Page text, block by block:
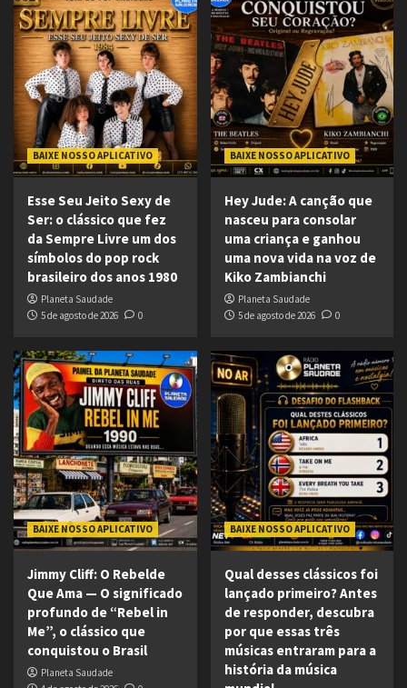
BAIXE NOSSO APLICATIVO
Esse Seu Jeito Sexy de
Ser: o clássico que fez
da Sempre Livre um dos
símbolos do pop rock
brasileiro dos anos 1980
Planeta Saudade
5 de agosto de 2026
0
BAIXE NOSSO APLICATIVO
Hey Jude: A canção que
nasceu para consolar
uma criança e ganhou
uma nova vida na voz de
Kiko Zambianchi
Planeta Saudade
5 de agosto de 2026
0
BAIXE NOSSO APLICATIVO
Jimmy Cliff: O Rebelde
Que Ama — O significado
profundo de “Rebel in
Me”, o clássico que
conquistou o Brasil
Planeta Saudade
BAIXE NOSSO APLICATIVO
Qual desses clássicos foi
lançado primeiro? Antes
de responder, descubra
por que essas três
músicas entraram para a
história da música